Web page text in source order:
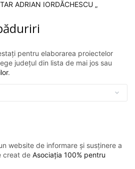
ADRIAN IORDĂCHESCU „
pentru elaborarea proiectelor
județul din lista de mai jos sau
.
website de informare și susținere a
creat de Asociația 100% pentru